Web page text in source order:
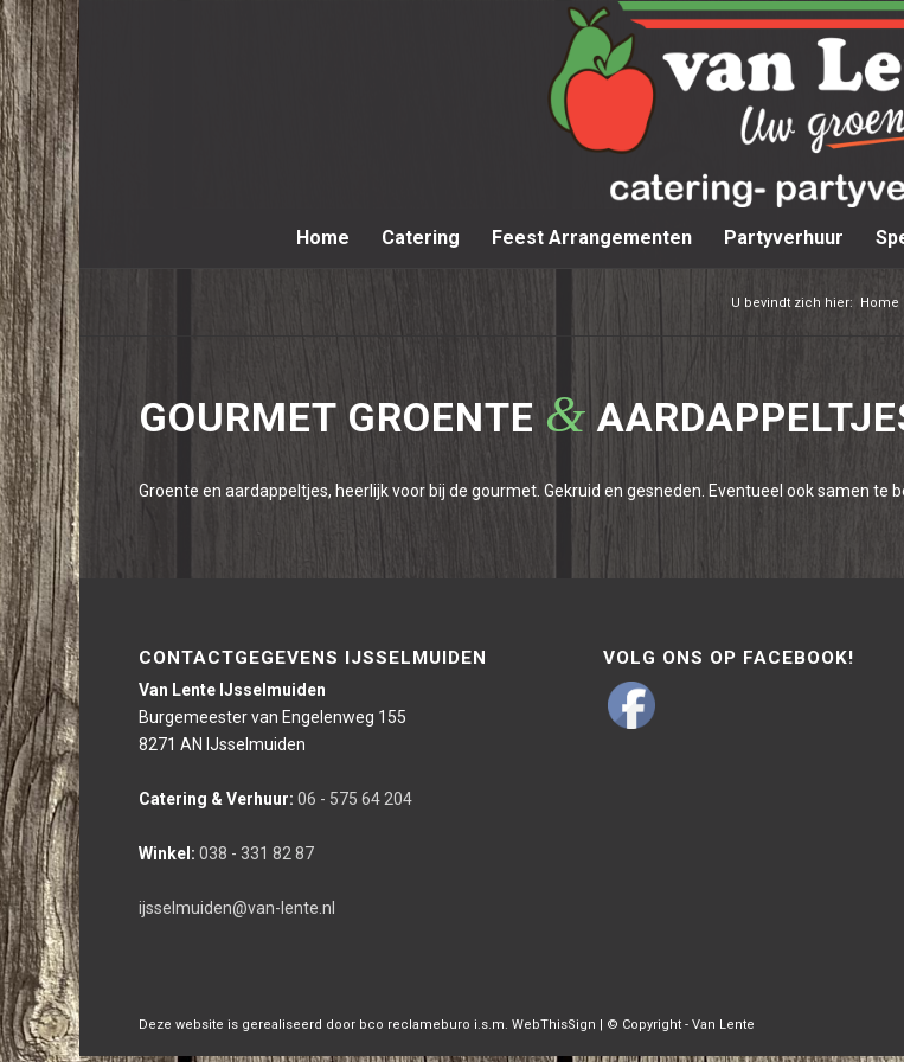
Home Catering Feest Arrangementen Partyverhuur
U bevindt zich hier: Home
GOURMET GROENTE &
Groente en aardappeltjes, heerlijk voor bij de gourmet. Gekruid en gesneden. Eventueel ook samen te
CONTACTGEGEVENS IJSSELMUIDEN
Van Lente IJsselmuiden
Burgemeester van Engelenweg 155
8271 AN IJsselmuiden
Catering & Verhuur: 06 - 575 64 204
Winkel: 038 - 331 82 87
ijsselmuiden@van-lente.nl
VOLG ONS OP FACEBOOK!
Deze website is gerealiseerd door bco reclameburo i.s.m. WebThisSign | © Copyright - Van Lente